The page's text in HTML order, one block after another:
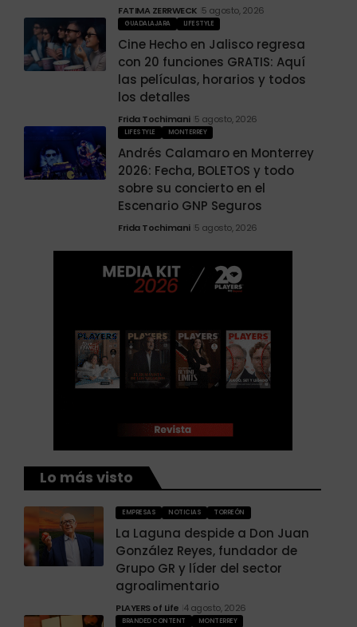
FATIMA ZERRWECK 5 agosto, 2026
GUADALAJARA LIFESTYLE
Cine Hecho en Jalisco regresa
con 20 funciones GRATIS: Aquí
las películas, horarios y todos
los detalles
Frida Tochimani 5 agosto, 2026
LIFESTYLE MONTERREY
Andrés Calamaro en Monterrey
2026: Fecha, BOLETOS y todo
sobre su concierto en el
Escenario GNP Seguros
Frida Tochimani 5 agosto, 2026
Lo más visto
EMPRESAS NOTICIAS TORREÓN
La Laguna despide a Don Juan
González Reyes, fundador de
Grupo GR y líder del sector
agroalimentario
PLAYERS of Life 4 agosto, 2026
BRANDED CONTENT MONTERREY